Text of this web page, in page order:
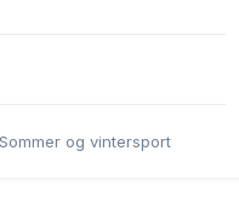
og vintersport